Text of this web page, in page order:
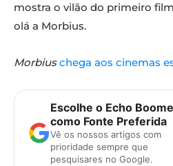
mostra o vilão do primeiro
olá a Morbius.
Morbiuschega aos cinemas
Escolhe o Echo
como Fonte Preferida
Vê os nossos artigos com
prioridade sempre que
pesquisares no Google.